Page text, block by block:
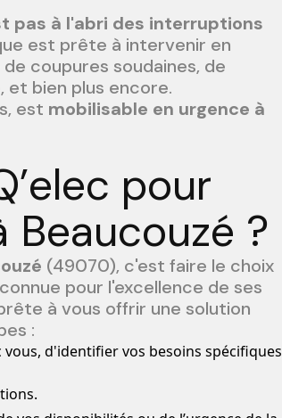
pas à l'abri des interruptions
est prête à intervenir en
coupures soudaines, de
et bien plus encore.
est mobilisable en urgence à
pour
?
(49070), c'est faire le choix
pour l'excellence de ses
à vous offrir une solution
:
d'identifier vos besoins spécifiques